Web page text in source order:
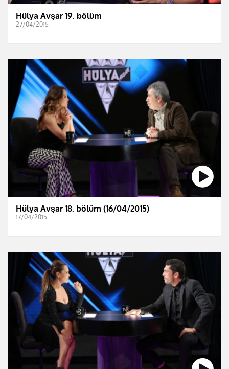
Hülya Avşar 19. bölüm
27/04/2015
Hülya Avşar 18. bölüm (16/04/2015)
17/04/2015